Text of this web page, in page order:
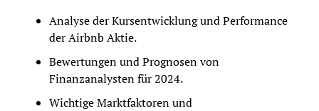
Analyse der Kursentwicklung und Performance
der Airbnb Aktie.
Bewertungen und Prognosen von
Finanzanalysten für 2024.
Wichtige Marktfaktoren und